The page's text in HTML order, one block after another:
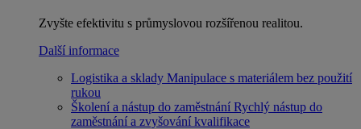
Zvyšte efektivitu s průmyslovou rozšířenou realitou.
Další informace
Logistika a sklady Manipulace s materiálem bez použití
rukou
Školení a nástup do zaměstnání Rychlý nástup do
zaměstnání a zvyšování kvalifikace